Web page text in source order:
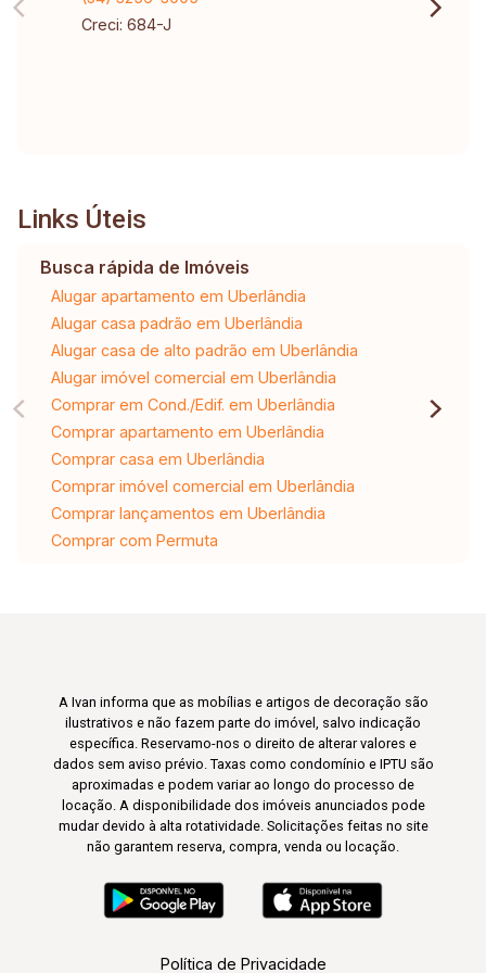
alteração.
Creci: 684-J
Links Úteis
Busca rápida de Imóveis
Alugar apartamento em Uberlândia
Alugar casa padrão em Uberlândia
Alugar casa de alto padrão em Uberlândia
Alugar imóvel comercial em Uberlândia
Comprar em Cond./Edif. em Uberlândia
Comprar apartamento em Uberlândia
Comprar casa em Uberlândia
Comprar imóvel comercial em Uberlândia
Comprar lançamentos em Uberlândia
Comprar com Permuta
A Ivan informa que as mobílias e artigos de decoração são
ilustrativos e não fazem parte do imóvel, salvo indicação
específica. Reservamo-nos o direito de alterar valores e
dados sem aviso prévio. Taxas como condomínio e IPTU são
aproximadas e podem variar ao longo do processo de
locação. A disponibilidade dos imóveis anunciados pode
mudar devido à alta rotatividade. Solicitações feitas no site
não garantem reserva, compra, venda ou locação.
Política de Privacidade